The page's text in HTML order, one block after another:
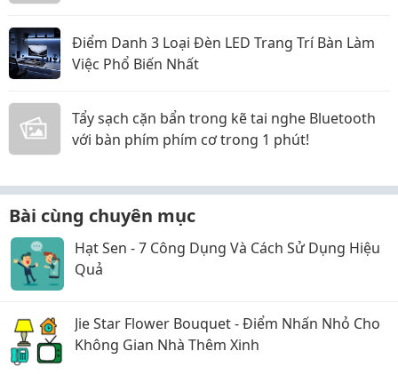
Điểm Danh 3 Loại Đèn LED Trang Trí Bàn Làm
Việc Phổ Biến Nhất
Tẩy sạch cặn bẩn trong kẽ tai nghe Bluetooth
với bàn phím phím cơ trong 1 phút!
Bài cùng chuyên mục
Hạt Sen - 7 Công Dụng Và Cách Sử Dụng Hiệu
Quả
Jie Star Flower Bouquet - Điểm Nhấn Nhỏ Cho
Không Gian Nhà Thêm Xinh